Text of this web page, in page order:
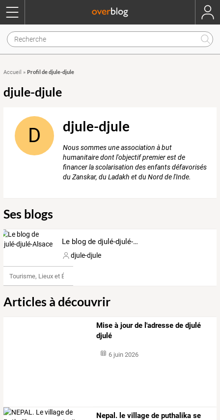
Accueil » Profil de djule-djule
djule-djule
D djule-djule
Nous sommes une association à but
humanitaire dont l'objectif premier est de
financer la scolarisation des enfants défavorisés
du Zanskar, du Ladakh et du Nord de l'Inde.
Ses blogs
Le blog de djulé-djulé-Alsace
djule-djule
Tourisme, Lieux et Événements
Articles à découvrir
Mise à jour de l'adresse de djulé
djulé
6 juin 2026
Nepal. le village de puthalika se